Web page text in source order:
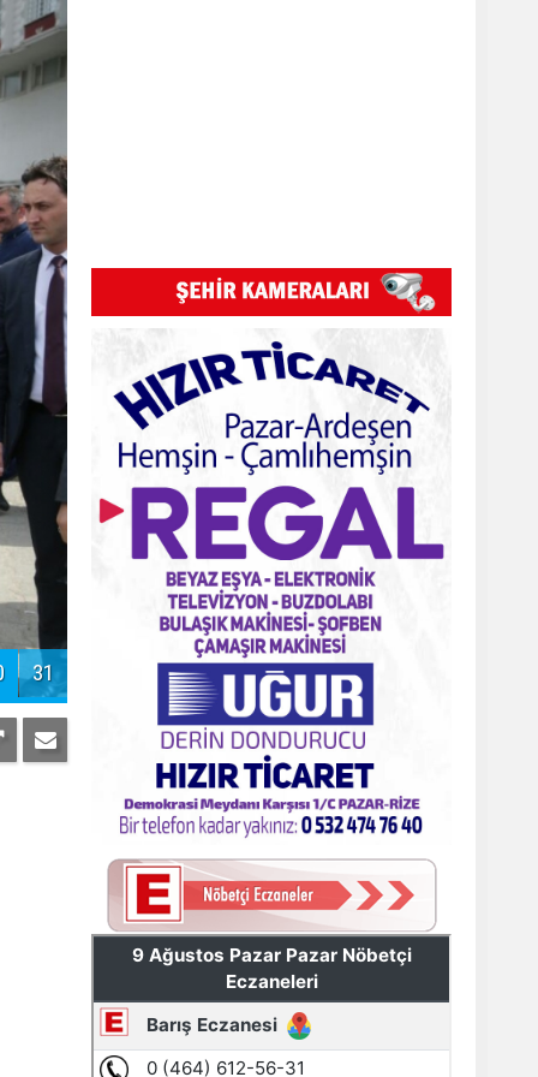
31
Pazar Kızkulesi tesislerinde proje
Pazar'daki bayramlaşmada projeler
tartışıldı
AYDER'E BAKANLIK KORUMASI